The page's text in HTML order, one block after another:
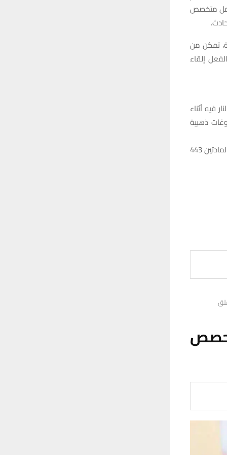
عمل متخصص
تمكن من
إلقاء
فيه أثناء
ذهبية
وأشار البيان إلى أن أقوال المتهمين دُوّنت قضائياً، وقرر قاضي التحقيق توقيفهما وفق المادتين 443